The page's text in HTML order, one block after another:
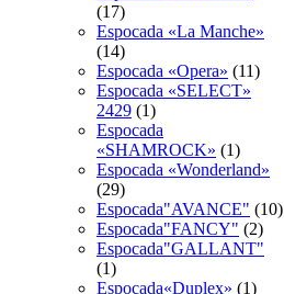
(17)
Espocada «La Manche»
(14)
Espocada «Opera» (11)
Espocada «SELECT»
2429 (1)
Espocada
«SHAMROCK» (1)
Espocada «Wonderland»
(29)
Espocada"AVANCE" (10)
Espocada"FANCY" (2)
Espocada"GALLANT"
(1)
Espocada«Duplex» (1)